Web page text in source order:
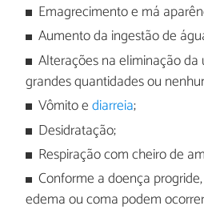
Emagrecimento e má
Aumento da ingestão de
Alterações na eliminação
grandes quantidades ou
Vômito ediarreia;
Desidratação;
Respiração com cheiro de
Conforme a doença
edema ou coma podem